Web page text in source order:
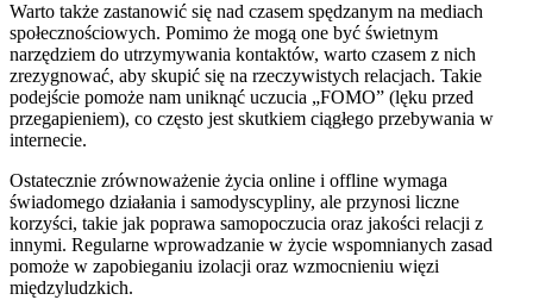
Warto także zastanowić się nad czasem spędzanym na mediach
społecznościowych. Pomimo że mogą one być świetnym
narzędziem do utrzymywania kontaktów, warto czasem z nich
zrezygnować, aby skupić się na rzeczywistych relacjach. Takie
podejście pomoże nam uniknąć uczucia „FOMO” (lęku przed
przegapieniem), co często jest skutkiem ciągłego przebywania w
internecie.
Ostatecznie zrównoważenie życia online i offline wymaga
świadomego działania i samodyscypliny, ale przynosi liczne
korzyści, takie jak poprawa samopoczucia oraz jakości relacji z
innymi. Regularne wprowadzanie w życie wspomnianych zasad
pomoże w zapobieganiu izolacji oraz wzmocnieniu więzi
międzyludzkich.